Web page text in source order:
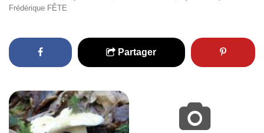
Frédérique FÊTE
Partager